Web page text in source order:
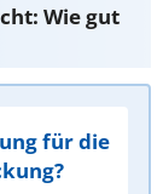
Wie gut
für die